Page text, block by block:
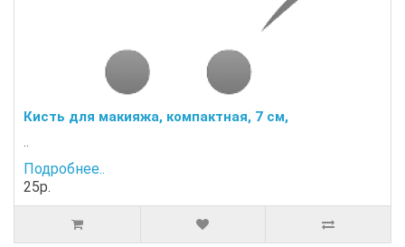
Кисть для макияжа, компактная, 7 см,
..
Подробнее..
25р.